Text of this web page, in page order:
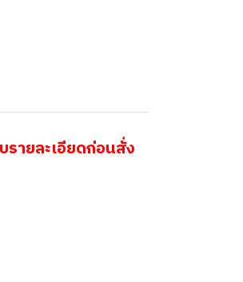
ายละเอียดก่อนสั่ง